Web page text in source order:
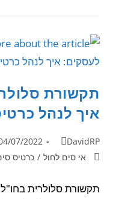
תקשורת
איך לנהל
DavidRP
07/2022
אי סים לחול / כרטיס
תקשורת סלולרית